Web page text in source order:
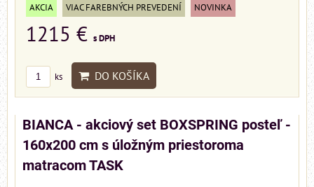
AKCIA VIAC FAREBNÝCH PREVEDENÍ NOVINKA
1215 € s DPH
ks DO KOŠÍKA
BIANCA - akciový set BOXSPRING posteľ -
160x200 cm s úložným priestoroma
matracom TASK